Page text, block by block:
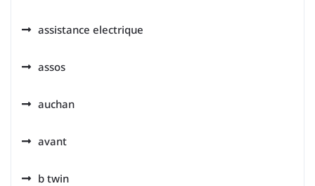
assistance electrique
assos
auchan
avant
b twin